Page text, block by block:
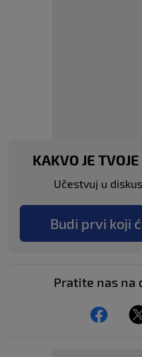
KAKVO JE
Učestvuj u
Budi prvi koji
Pratite nas na